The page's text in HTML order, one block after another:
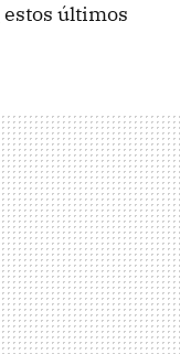
estos últimos